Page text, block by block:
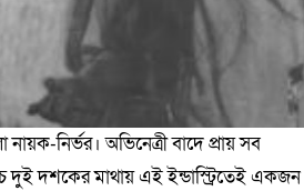
নির্ভর। অভিনেত্রী বাদে প্রায় সব
দশকের মাথায় এই ইন্ডাস্ট্রিতেই একজন